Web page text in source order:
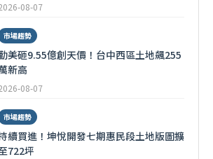
08-07
市場趨勢
美砸9.55億創天價！台中西區土地飆255
新高
08-07
市場趨勢
續買進！坤悅開發七期惠民段土地版圖擴
722坪